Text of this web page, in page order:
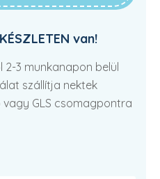
van!
3 munkanapon belül
szállítja nektek
vagy GLS csomagpontra